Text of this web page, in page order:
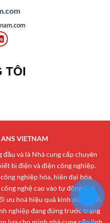
TÔI
ANS VIETNAM
và là Nhà cung cấp chuyên
bị điện và điện công nghiệp.
nghiệp hóa, hiện đại hóa.
nghệ cao vào tự động hoá
ưu hoá hiệu quả kinh doanh. Vì
nghiệp đang đứng trước trạng